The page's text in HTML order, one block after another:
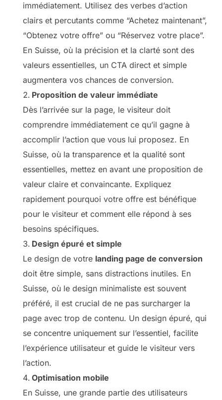
immédiatement. Utilisez des verbes d’action
clairs et percutants comme “Achetez maintenant”,
“Obtenez votre offre” ou “Réservez votre place”.
En Suisse, où la précision et la clarté sont des
valeurs essentielles, un CTA direct et simple
augmentera vos chances de conversion.
Proposition de valeur immédiate
Dès l’arrivée sur la page, le visiteur doit
comprendre immédiatement ce qu’il gagne à
accomplir l’action que vous lui proposez. En
Suisse, où la transparence et la qualité sont
essentielles, mettez en avant une proposition de
valeur claire et convaincante. Expliquez
rapidement pourquoi votre offre est bénéfique
pour le visiteur et comment elle répond à ses
besoins spécifiques.
Design épuré et simple
Le design de votre landing page de conversion
doit être simple, sans distractions inutiles. En
Suisse, où le design minimaliste est souvent
préféré, il est crucial de ne pas surcharger la
page avec trop de contenu. Un design épuré, qui
se concentre uniquement sur l’essentiel, facilite
l’expérience utilisateur et guide le visiteur vers
l’action.
Optimisation mobile
En Suisse, une grande partie des utilisateurs